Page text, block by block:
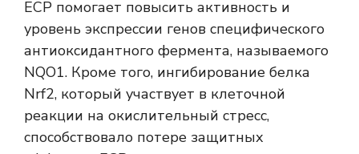
ECP помогает повысить активность и
уровень экспрессии генов специфического
антиоксидантного фермента, называемого
NQO1. Кроме того, ингибирование белка
Nrf2, который участвует в клеточной
реакции на окислительный стресс,
способствовало потере защитных